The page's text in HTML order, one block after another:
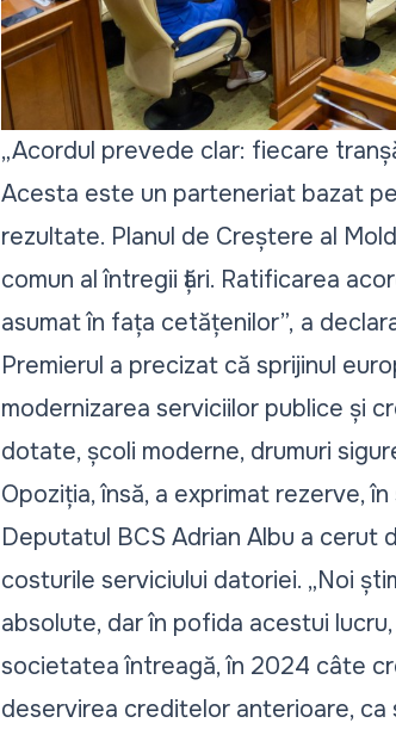
„Acordul prevede clar: fiecare
Acesta este un parteneriat bazat
rezultate. Planul de Creștere al
comun al întregii țări. Ratificarea
asumat în fața cetățenilor”, a
Premierul a precizat că sprijinul
modernizarea serviciilor publice și
dotate, școli moderne, drumuri
Opoziția, însă, a exprimat rezerve,
Deputatul BCS Adrian Albu a
costurile serviciului datoriei. „Noi
absolute, dar în pofida acestui
societatea întreagă, în 2024 câte
deservirea creditelor anterioare, ca